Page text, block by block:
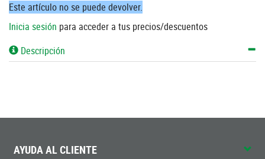
Este artículo no se puede devolver.
Inicia sesión para acceder a tus precios/descuentos
Descripción
AYUDA AL CLIENTE